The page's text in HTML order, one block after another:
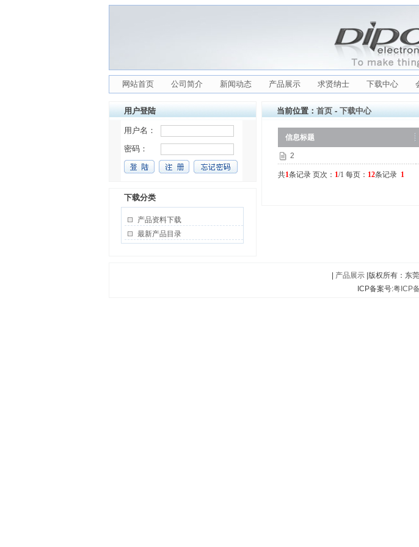
网站首页 公司简介 新闻动态 产品展示 求贤纳士 下载中心
用户登陆
下载分类
产品资料下载
最新产品目录
当前位置： 首页- 下载中心
信息标题
2
共1条记录 页次： 1/1 每页： 12条记录 1
产品展示 |版权所有：东
ICP备案号:粤ICP